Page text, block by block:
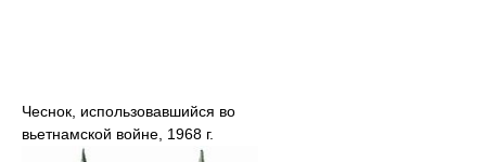
Чеснок, использовавшийся во
вьетнамской войне, 1968 г.